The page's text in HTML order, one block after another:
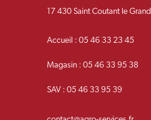
17 430 Saint Coutant le Grand
Accueil : 05 46 33 23 45
Magasin : 05 46 33 95 38
SAV : 05 46 33 95 39